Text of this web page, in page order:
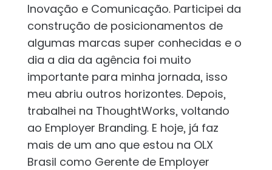
Inovação e Comunicação. Participei da
construção de posicionamentos de
algumas marcas super conhecidas e o
dia a dia da agência foi muito
importante para minha jornada, isso
meu abriu outros horizontes. Depois,
trabalhei na ThoughtWorks, voltando
ao Employer Branding. E hoje, já faz
mais de um ano que estou na OLX
Brasil como Gerente de Employer